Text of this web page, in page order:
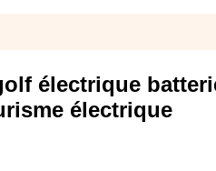
électrique
électrique